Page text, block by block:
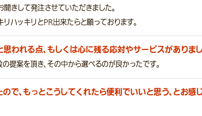
きして発注させていただきました。
ハッキリとPR出来たらと願っております。
われる点、もしくは心に残る応対やサービスがありま
提案を頂き、その中から選べるのが良かったです。
で、もっとこうしてくれたら便利でいいと思う、とお感